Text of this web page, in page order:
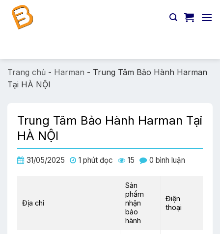
Chuyển
đến
Trang chủ - Harman - Trung Tâm Bảo Hành Harman
Tại HÀ NỘI
Trung Tâm Bảo Hành Harman Tại
HÀ NỘI
31/05/2025 1 phút đọc 15 0 bình luận
Địa chỉ
Sản
phẩm
nhận
bảo
hành
Điện
thoại